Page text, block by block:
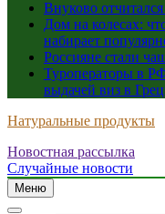
Внуково
Дом на колесах:
набирает
Россияне стали
Туроператоры в
выдачей виз в
Натуральные продукты
Новостная рассылка
Случайные новости
Меню